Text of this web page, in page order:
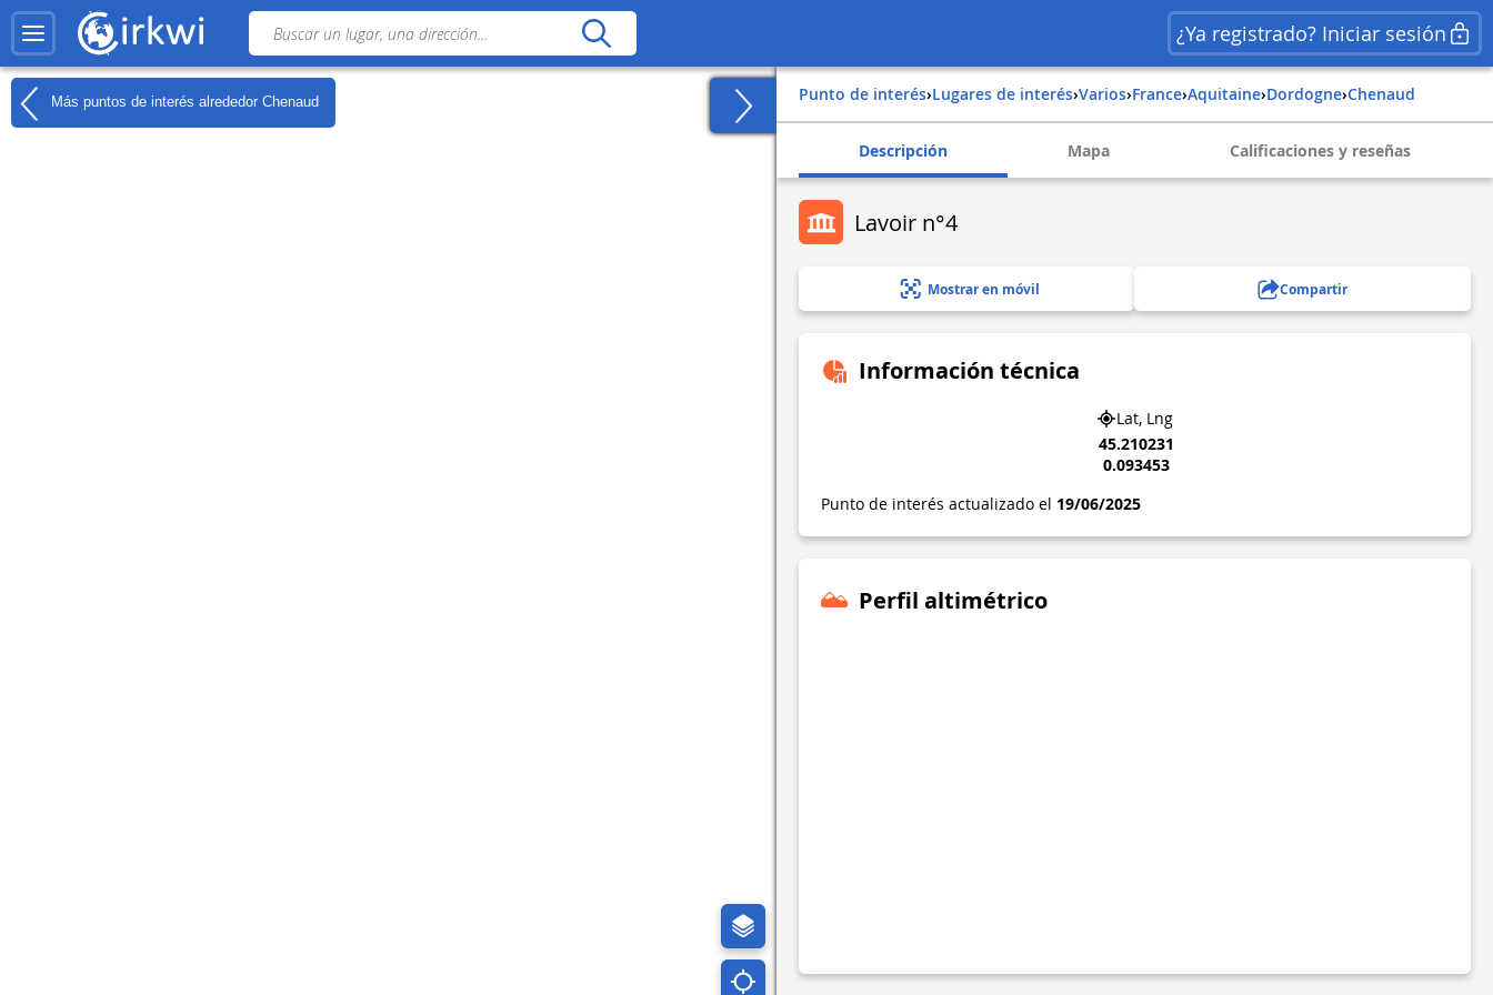
¿Ya registrado? Iniciar sesión
Más puntos de interés alrededor Chenaud Punto de interés› Lugares de interés› Varios› france› aquitaine› dordogne› chenaud
Descripción Mapa Calificaciones y reseñas
Lavoir n°4
Mostrar en móvil Compartir
Información técnica
Lat, Lng
45.210231
0.093453
Punto de interés actualizado el 19/06/2025
Perfil altimétrico